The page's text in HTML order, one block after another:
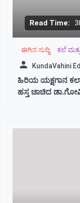
Read Time:
ಈಗಿನ ಸುದ್ದಿ ಕಲೆ
KundaVahini
ಹಿರಿಯ ಯಕ್ಷಗಾನ
ಹಸ್ತ ಚಾಚಿದ